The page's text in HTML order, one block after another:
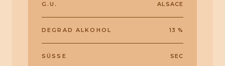
G.U. ALSACE
DEGRAD ALKOHOL 13 %
SÜSSE SEC